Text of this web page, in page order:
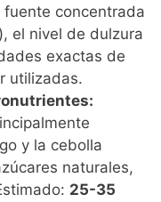
concentrada
el nivel de dulzura
exactas de
utilizadas.
y la cebolla
naturales,
25-35